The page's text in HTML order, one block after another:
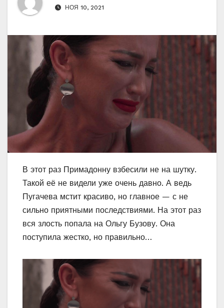
НОЯ 10, 2021
В этот раз Примадонну взбесили не на шутку.
Такой её не видели уже очень давно. А ведь
Пугачева мстит красиво, но главное — с не
сильно приятными последствиями. На этот раз
вся злость попала на Ольгу Бузову. Она
поступила жестко, но правильно…